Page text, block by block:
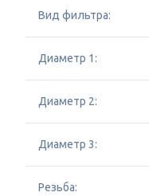
Вид фильтра:
Диаметр 1:
Диаметр 2:
Диаметр 3:
Резьба: